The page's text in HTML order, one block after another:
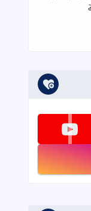
تابعنا على youtube